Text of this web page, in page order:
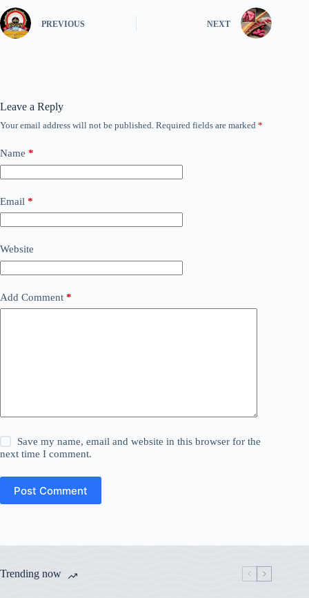
PREVIOUS NEXT
Leave a Reply
Your email address will not be published. Required fields are marked *
Name *
Email *
Website
Add Comment *
Save my name, email and website in this browser for the
next time I comment.
Post Comment
Trending now